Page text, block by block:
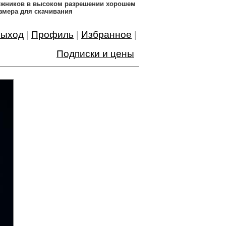
в высоком разрешении хорошем
для скачивания
Профиль Избранное
Подписки и цены